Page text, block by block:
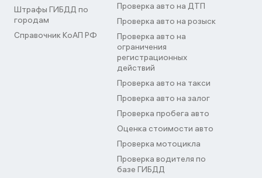
Штрафы ГИБДД по
городам
Справочник КоАП РФ
Проверка авто на ДТП
Проверка авто на розыск
Проверка авто на
ограничения
регистрационных
действий
Проверка авто на такси
Проверка авто на залог
Проверка пробега авто
Оценка стоимости авто
Проверка мотоцикла
Проверка водителя по
базе ГИБДД